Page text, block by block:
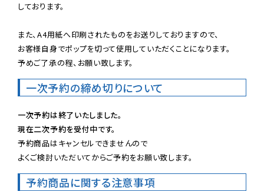
しております。
また、A4用紙へ印刷されたものをお送りしておりますので、
お客様自身でポップを切って使用していただくことになります。
予めご了承の程、お願い致します。
一次予約の締め切りについて
一次予約は終了いたしました。
現在二次予約を受付中です。
予約商品はキャンセルできませんので
よくご検討いただいてからご予約をお願い致します。
予約商品に関する注意事項